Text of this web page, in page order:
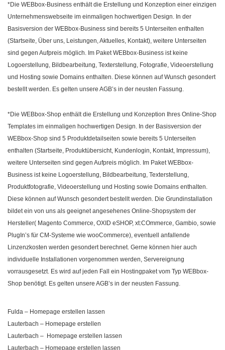
*Die WEBbox-Business enthält die Erstellung und Konzeption einer einzigen
Unternehmenswebseite im einmaligen hochwertigen Design. In der
Basisversion der WEBbox-Business sind bereits 5 Unterseiten enthalten
(Startseite, Über uns, Leistungen, Aktuelles, Kontakt), weitere Unterseiten
sind gegen Aufpreis möglich. Im Paket WEBbox-Business ist keine
Logoerstellung, Bildbearbeitung, Texterstellung, Fotografie, Videoerstellung
und Hosting sowie Domains enthalten. Diese können auf Wunsch gesondert
bestellt werden. Es gelten unsere AGB’s in der neusten Fassung.
*Die WEBbox-Shop enthält die Erstellung und Konzeption Ihres Online-Shop
Templates im einmaligen hochwertigen Design. In der Basisversion der
WEBbox-Shop sind 5 Produktdetailseiten sowie bereits 5 Unterseiten
enthalten (Startseite, Produktübersicht, Kundenlogin, Kontakt, Impressum),
weitere Unterseiten sind gegen Aufpreis möglich. Im Paket WEBbox-
Business ist keine Logoerstellung, Bildbearbeitung, Texterstellung,
Produktfotografie, Videoerstellung und Hosting sowie Domains enthalten.
Diese können auf Wunsch gesondert bestellt werden. Die Grundinstallation
bildet ein von uns als geeignet angesehenes Online-Shopsystem der
Hersteller( Magento Commerce, OXID eSHOP, xt:COmmerce, Gambio, sowie
PlugIn’s für CM-Systeme wie wooCommerce), eventuell anfallende
Linzenzkosten werden gesondert berechnet. Gerne können hier auch
individuelle Installationen vorgenommen werden, Servereignung
vorrausgesetzt. Es wird auf jeden Fall ein Hostingpaket vom Typ WEBbox-
Shop benötigt. Es gelten unsere AGB’s in der neusten Fassung.
Fulda – Homepage erstellen lassen
Lauterbach – Homepage erstellen
Lauterbach – Homepage erstellen lassen
Lauterbach – Homepage erstellen lassen